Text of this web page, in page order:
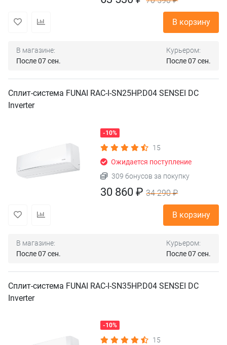
В корзину
В магазине:
После 07 сен.
Курьером:
После 07 сен.
Сплит-система FUNAI RAC-I-SN25HP.D04 SENSEI DC
Inverter
-10%
15
Ожидается поступление
309 бонусов за покупку
30 860 ₽34 290 ₽
В корзину
В магазине:
После 07 сен.
Курьером:
После 07 сен.
Сплит-система FUNAI RAC-I-SN35HP.D04 SENSEI DC
Inverter
-10%
15